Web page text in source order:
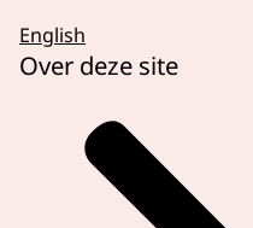
English
Over deze site